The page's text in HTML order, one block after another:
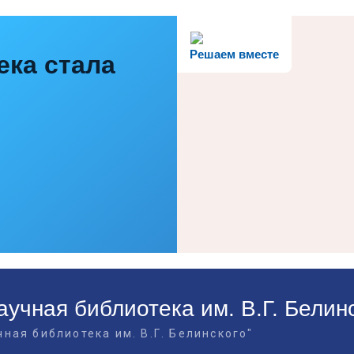
Решаем вместе
стала
библиотека им. В.Г.
библиотека им. В.Г. Белинского"